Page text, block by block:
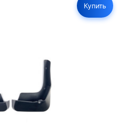
Купить